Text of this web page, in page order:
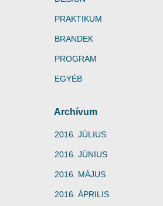
PRAKTIKUM
BRANDEK
PROGRAM
EGYÉB
Archívum
2016. JÚLIUS
2016. JÚNIUS
2016. MÁJUS
2016. ÁPRILIS